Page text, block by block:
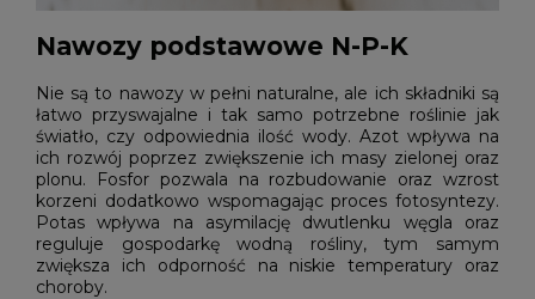
Nawozy podstawowe N-P-K
Nie są to nawozy w pełni naturalne, ale ich składniki są
łatwo przyswajalne i tak samo potrzebne roślinie jak
światło, czy odpowiednia ilość wody. Azot wpływa na
ich rozwój poprzez zwiększenie ich masy zielonej oraz
plonu. Fosfor pozwala na rozbudowanie oraz wzrost
korzeni dodatkowo wspomagając proces fotosyntezy.
Potas wpływa na asymilację dwutlenku węgla oraz
reguluje gospodarkę wodną rośliny, tym samym
zwiększa ich odporność na niskie temperatury oraz
choroby.